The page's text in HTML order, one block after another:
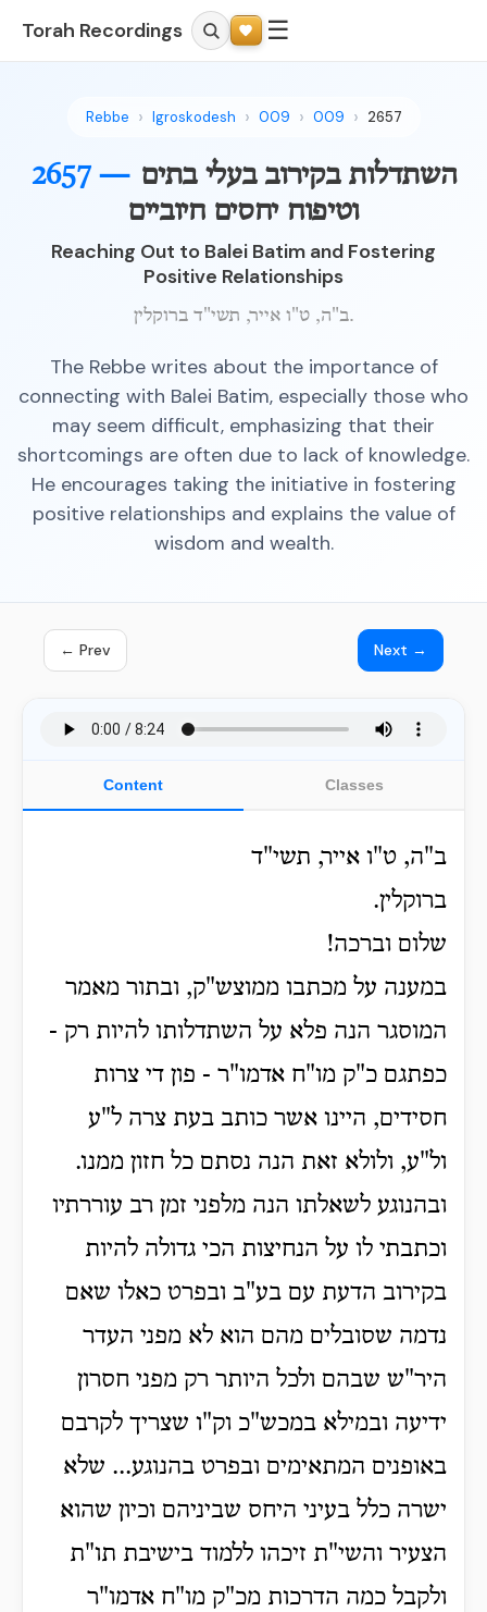
Torah Recordings ☰
Rebbe Igroskodesh 009 009 2657
2657 — השתדלות בקירוב בעלי בתים
וטיפוח יחסים חיוביים
Reaching Out to Balei Batim and Fostering
Positive Relationships
ב"ה, ט"ו אייר, תשי"ד ברוקלין.
The Rebbe writes about the importance of
connecting with Balei Batim, especially those who
may seem difficult, emphasizing that their
shortcomings are often due to lack of knowledge.
He encourages taking the initiative in fostering
positive relationships and explains the value of
wisdom and wealth.
← Prev Next →
Content Classes
ב"ה, ט"ו אייר, תשי"ד
ברוקלין.
שלום וברכה!
במענה על מכתבו ממוצש"ק, ובתור מאמר
המוסגר הנה פלא על השתדלותו להיות רק -
כפתגם כ"ק מו"ח אדמו"ר - פון די צרות
חסידים, היינו אשר כותב בעת צרה ל"ע
ול"ע, ולולא זאת הנה נסתם כל חזון ממנו.
ובהנוגע לשאלתו הנה מלפני זמן רב עוררתיו
וכתבתי לו על הנחיצות הכי גדולה להיות
בקירוב הדעת עם בע"ב ובפרט כאלו שאם
נדמה שסובלים מהם הוא לא מפני העדר
היר"ש שבהם ולכל היותר רק מפני חסרון
ידיעה ובמילא במכש"כ וק"ו שצריך לקרבם
באופנים המתאימים ובפרט בהנוגע... שלא
ישרה כלל בעיני היחס שביניהם וכיון שהוא
הצעיר והשי"ת זיכהו ללמוד בישיבת תו"ת
ולקבל כמה הדרכות מכ"ק מו"ח אדמו"ר